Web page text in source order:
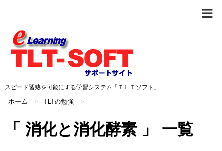
スピード習熟を可能にする学習システム「ＴＬＴソフト」
ホーム > TLTの勉強 >
「 消化と消化酵素 」 一覧